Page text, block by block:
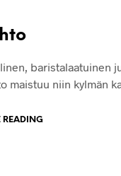
baristalaatuinen
maistuu niin kylmän
READING